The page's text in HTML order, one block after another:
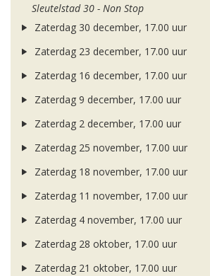
Sleutelstad 30 - Non Stop
Zaterdag 30 december, 17.00 uur
Zaterdag 23 december, 17.00 uur
Zaterdag 16 december, 17.00 uur
Zaterdag 9 december, 17.00 uur
Zaterdag 2 december, 17.00 uur
Zaterdag 25 november, 17.00 uur
Zaterdag 18 november, 17.00 uur
Zaterdag 11 november, 17.00 uur
Zaterdag 4 november, 17.00 uur
Zaterdag 28 oktober, 17.00 uur
Zaterdag 21 oktober, 17.00 uur